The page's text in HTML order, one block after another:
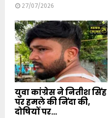
27/07/2026
युवा कांग्रेस ने नितीश सिंह
पर हमले की निंदा की,
दोषियों पर...